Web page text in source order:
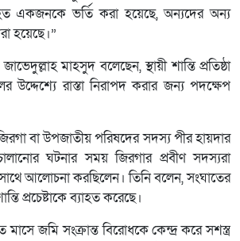
একজনকে ভর্তি করা হয়েছে, অন্যদের অন্য
হয়েছে।”
মাহসুদ বলেছেন, স্থায়ী শান্তি প্রতিষ্ঠা
উদ্দেশ্যে রাস্তা নিরাপদ করার জন্য পদক্ষেপ
বা উপজাতীয় পরিষদের সদস্য পীর হায়দার
ঘটনার সময় জিরগার প্রবীণ সদস্যরা
আলোচনা করছিলেন। তিনি বলেন, সংঘাতের
প্রচেষ্টাকে ব্যাহত করেছে।
জমি সংক্রান্ত বিরোধকে কেন্দ্র করে সশস্ত্র